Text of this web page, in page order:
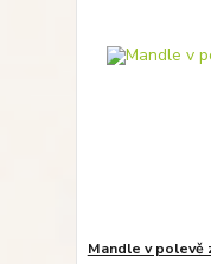
Mandle v polevě